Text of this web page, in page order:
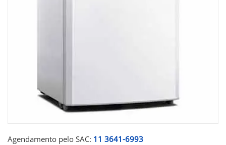
Agendamento pelo SAC: 11 3641-6993